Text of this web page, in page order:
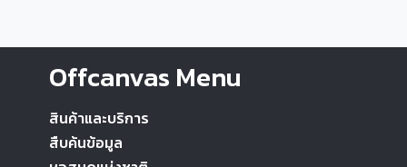
Offcanvas Menu
สินค้าและบริการ
สืบค้นข้อมูล